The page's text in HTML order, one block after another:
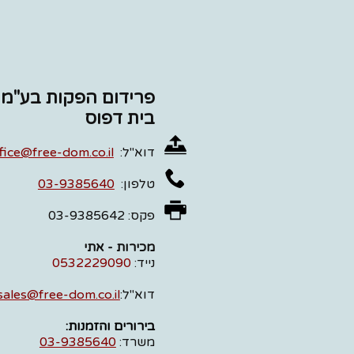
פרידום הפקות בע"מ
בית דפוס
דוא"ל:dom.co.il
טלפון:03-9385640
פקס: 03-9385642
מכירות - אתי
נייד: 0532229090
דוא"ל:dom.co.il
בירורים והזמנות:
משרד:03-9385640